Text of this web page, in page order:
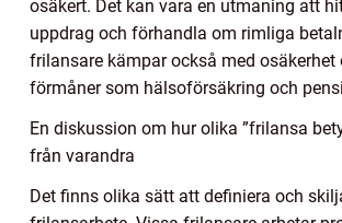
osäkert. Det kan vara en utmaning att
uppdrag och förhandla om rimliga
frilansare kämpar också med osäkerhet
förmåner som hälsoförsäkring och
En diskussion om hur olika ”frilansa
från varandra
Det finns olika sätt att definiera och